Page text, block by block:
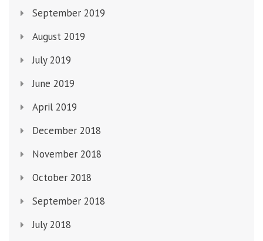
September 2019
August 2019
July 2019
June 2019
April 2019
December 2018
November 2018
October 2018
September 2018
July 2018